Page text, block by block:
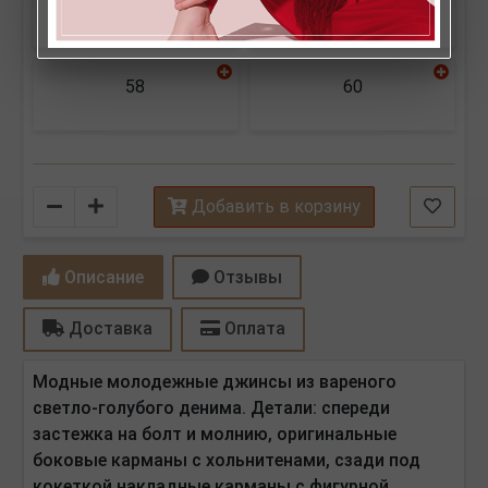
58 60
Количество Добавить в корзину
Описание Отзывы
Доставка Оплата
Модные молодежные джинсы из вареного
светло-голубого денима. Детали: спереди
застежка на болт и молнию, оригинальные
боковые карманы с хольнитенами, сзади под